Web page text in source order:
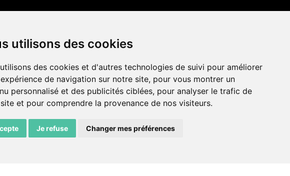
utilisons des cookies
des cookies et d'autres technologies de suivi pour améliorer
de navigation sur notre site, pour vous montrer un
personnalisé et des publicités ciblées, pour analyser le trafic de
et pour comprendre la provenance de nos visiteurs.
Je refuse Changer mes préférences